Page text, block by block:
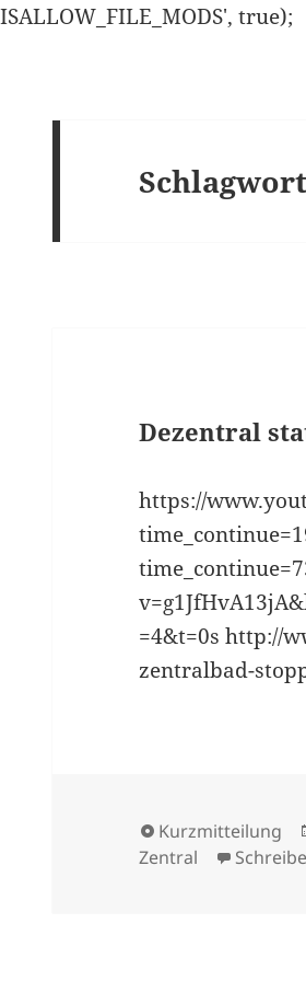
true);
Dezentral
https://
=4&t=0s http://
zentralbad-
Kurzmitteilung
Zentral